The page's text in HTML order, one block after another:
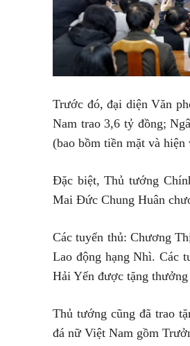
Trước đó, đại diện Văn
Nam trao 3,6 tỷ đồng;
(bao bồm tiền mặt và
Đặc biệt, Thủ tướng
Mai Đức Chung Huân
Các tuyển thủ: Chương
Lao động hạng Nhì. Các
Hải Yến được tặng
Thủ tướng cũng đã trao
đá nữ Việt Nam gồm